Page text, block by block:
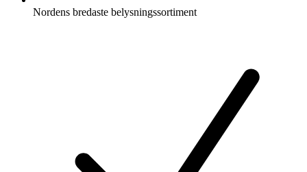
Nordens bredaste belysningssortiment